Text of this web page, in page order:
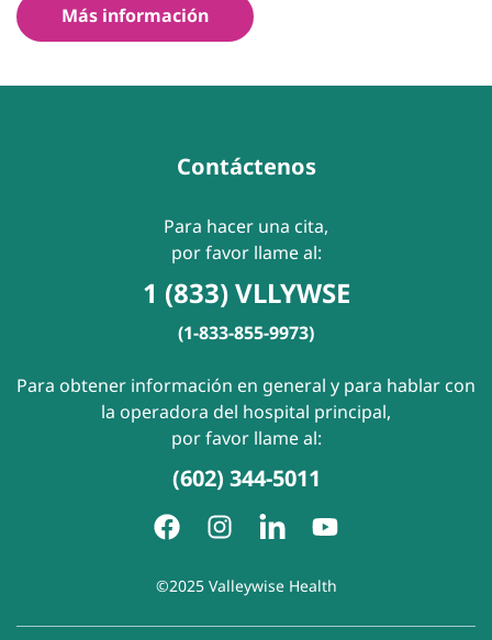
Más información
Contáctenos
Para hacer una cita,
por favor llame al:
1 (833) VLLYWSE
(1-833-855-9973)
Para obtener información en general y para hablar con
la operadora del hospital principal,
por favor llame al:
(602) 344-5011
©2025 Valleywise Health